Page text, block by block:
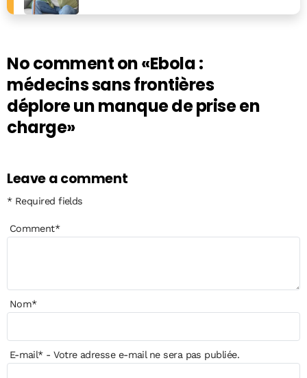
No comment on«Ebola :
médecins sans frontières
déplore un manque de prise en
charge»
Leave a comment
* Required fields
Comment*
Nom*
E-mail*- Votre adresse e-mail ne sera pas publiée.